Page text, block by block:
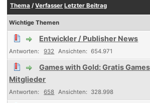
Thema /Verfasser Letzter Beitrag
Wichtige Themen
Entwickler / Publisher News
932 654.971
Games with Gold: Gratis
Mitglieder
658 328.998